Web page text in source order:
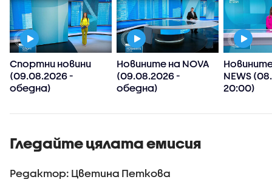
Спортни новини
(09.08.2026 -
обедна)
Новините на NOVA
(09.08.2026 -
обедна)
NEWS
20:00)
Гледайте цялата емисия
Редактор: Цветина Петкова